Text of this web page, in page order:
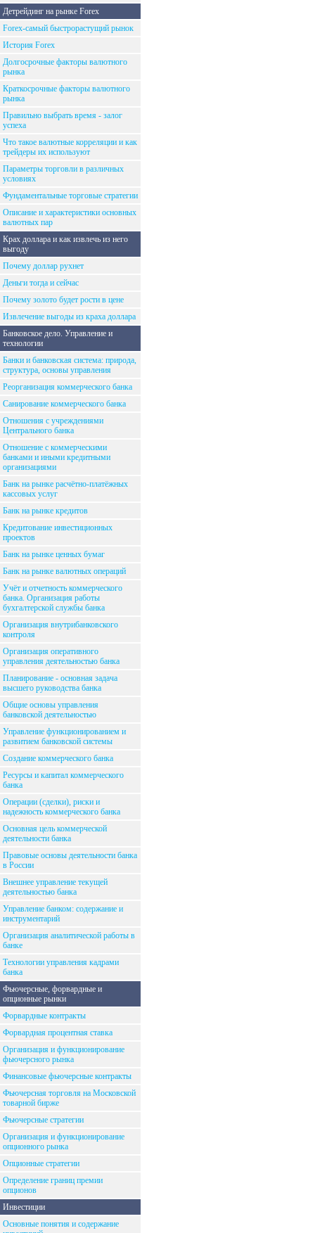
Детрейдинг на рынке Forex
Forex-самый быстрорастущий рынок
История Forex
Долгосрочные факторы валютного
рынка
Краткосрочные факторы валютного
рынка
Правильно выбрать время - залог
успеха
Что такое валютные корреляции и как
трейдеры их используют
Параметры торговли в различных
условиях
Фундаментальные торговые стратегии
Описание и характеристики основных
валютных пар
Крах доллара и как извлечь из него
выгоду
Почему доллар рухнет
Деньги тогда и сейчас
Почему золото будет рости в цене
Извлечение выгоды из краха доллара
Банковское дело. Управление и
технологии
Банки и банковская система: природа,
структура, основы управления
Реорганизация коммерческого банка
Санирование коммерческого банка
Отношения с учреждениями
Центрального банка
Отношение с коммерческими
банками и иными кредитными
организациями
Банк на рынке расчётно-платёжных
кассовых услуг
Банк на рынке кредитов
Кредитование инвестиционных
проектов
Банк на рынке ценных бумаг
Банк на рынке валютных операций
Учёт и отчетность коммерческого
банка. Организация работы
бухгалтерской службы банка
Организация внутрибанковского
контроля
Организация оперативного
управления деятельностью банка
Планирование - основная задача
высшего руководства банка
Общие основы управления
банковской деятельностью
Управление функционированием и
развитием банковской системы
Создание коммерческого банка
Ресурсы и капитал коммерческого
банка
Операции (сделки), риски и
надежность коммерческого банка
Основная цель коммерческой
деятельности банка
Правовые основы деятельности банка
в России
Внешнее управление текущей
деятельностью банка
Управление банком: содержание и
инструментарий
Организация аналитической работы в
банке
Технологии управления кадрами
банка
Фьючерсные, форвардные и
опционные рынки
Форвардные контракты
Форвардная процентная ставка
Организация и функционирование
фьючерсного рынка
Финансовые фьючерсные контракты
Фьючерсная торговля на Московской
товарной бирже
Фьючерсные стратегии
Организация и функционирование
опционного рынка
Опционные стратегии
Определение границ премии
опционов
Инвестиции
Основные понятия и содержание